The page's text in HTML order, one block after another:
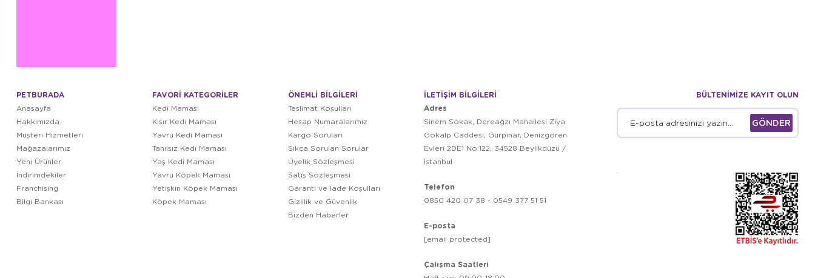
PETBURADA
Anasayfa
Hakkımızda
Müşteri Hizmetleri
Mağazalarımız
Yeni Ürünler
İndirimdekiler
Franchising
Bilgi Bankası
FAVORİ KATEGORİLER
Kedi Maması
Kısır Kedi Maması
Yavru Kedi Maması
Tahılsız Kedi Maması
Yaş Kedi Maması
Yavru Köpek Maması
Yetişkin Köpek Maması
Köpek Maması
ÖNEMLİ BİLGİLERİ
Teslimat Koşulları
Hesap Numaralarımız
Kargo Soruları
Sıkça Sorulan Sorular
Üyelik Sözleşmesi
Satış Sözleşmesi
Garanti ve İade Koşulları
Gizlilik ve Güvenlik
Bizden Haberler
İLETİŞİM BİLGİLERİ
Adres
Sinem Sokak, Dereağzı Mahallesi Ziya
Gökalp Caddesi, Gürpınar, Denizgören
Evleri 2DE1 No:122, 34528 Beylikdüzü /
İstanbul
Telefon
0850 420 07 38 - 0549 377 51 51
E-posta
[email protected]
Çalışma Saatleri
BÜLTENİMİZE KAYIT OLUN
GÖNDER